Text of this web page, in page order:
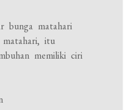
bunga matahari
matahari, itu
memiliki ciri